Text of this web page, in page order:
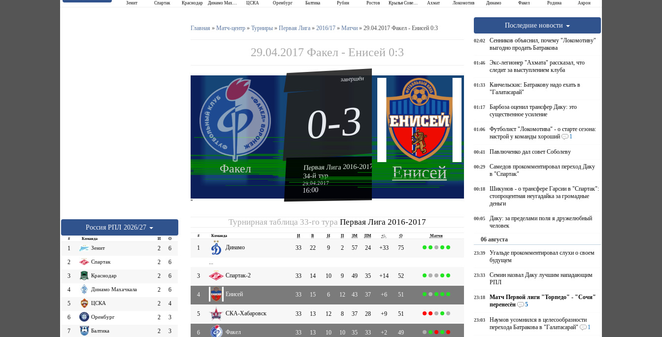
Зенит Спартак Краснодар Динамо Махачкала ЦСКА Оренбург Балтика Рубин Ростов Крылья Советов Ахмат Локомотив Динамо Факел Родина Акрон
Россия РПЛ 2026/27
# Команда И О
1 Зенит 2
6
2
Спартак 2
6
3
Краснодар 2
6
4
Динамо Махачкала 2
6
5
ЦСКА 2
4
6
Оренбург 2
3
7
Балтика 2
3
Главная » Матч-центр» Турниры» Первая Лига» 2016/17» Матчи» 29.04.2017 Факел - Енисей 0:3
29.04.2017 Факел - Енисей 0:3
Факел Енисей
завершён
0-3
Первая Лига 2016-2017
34-й тур
29.04.2017
16:00
''
Турнирная таблица 33-го тураПервая Лига 2016-2017
# Команда И В Н П ЗМ ПМ +|- О Матчи
1 Динамо 33 22 9 2 57 24 +33 75
...
3
Спартак-2 33 14 10 9 49 35 +14 52
4 Енисей 33 15 6 12 43 37 +6 51
5 СКА-Хабаровск 33 13 12 8 37 28 +9 51
6 Факел 33 13 10 10 35 33 +2 49
Последние новости
02:02
Сенников объяснил, почему "Локомотиву"
выгодно продать Батракова
01:46
Экс-легионер "Ахмата" рассказал, что
следит за выступлением клуба
01:33
Канчельскис: Батракову надо ехать в
"Галатасарай"
01:17
Барбоза оценил трансфер Даку: это
существенное усиление
01:06
Футболист "Локомотива" - о старте сезона:
настрой у команды хороший
1
00:41 Павлюченко дал совет Соболеву
00:29
Самедов прокомментировал переход Даку
в "Спартак"
00:18
Шикунов - о трансфере Гарсии в "Спартак":
стопроцентная неугадайка за громадные
деньги
00:05
Даку: за пределами поля я дружелюбный
человек
06 августа
23:39
Угальде прокомментировал слухи о своем
будущем
23:33
Семин назвал Даку лучшим нападающим
РПЛ
23:18
Матч Первой лиги "Торпедо" - "Сочи"
перенесён
5
23:03
Наумов усомнился в целесообразности
перехода Батракова в "Галатасарай"
1